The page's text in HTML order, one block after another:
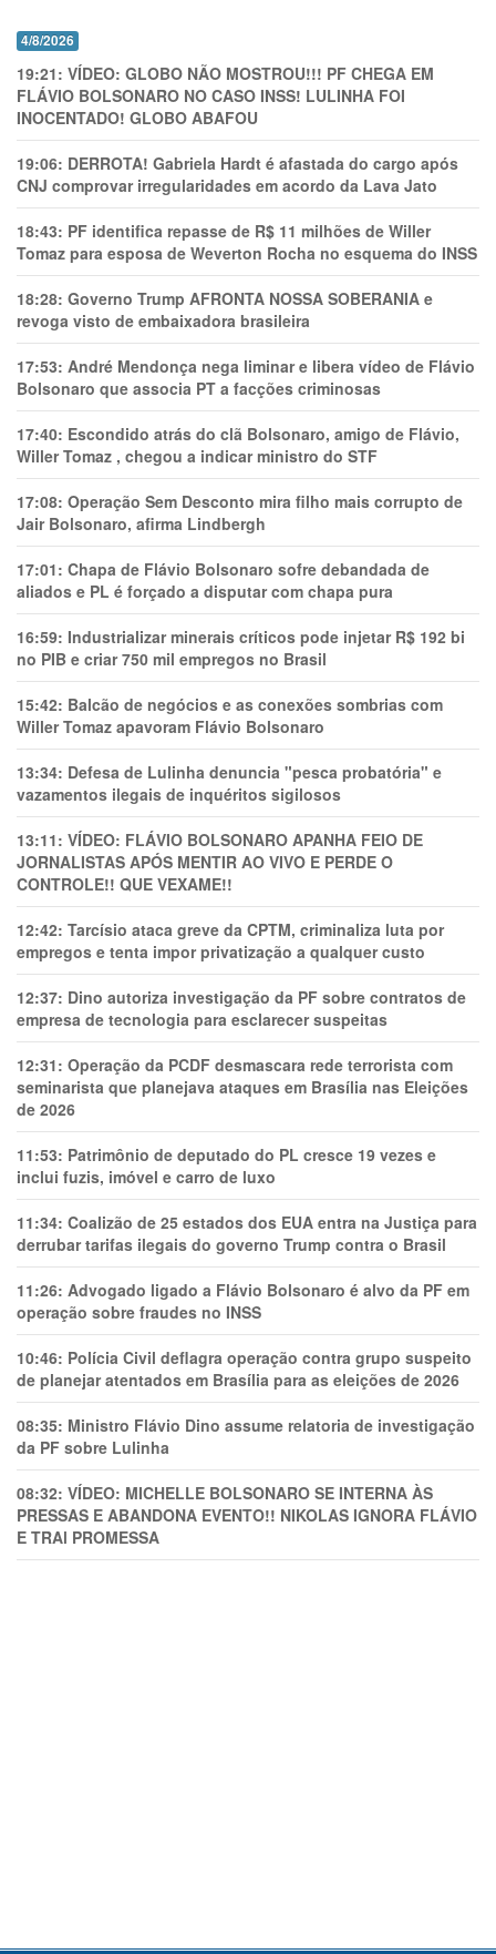
4/8/2026
19:21: VÍDEO: GLOBO NÃO MOSTROU!!! PF CHEGA EM
FLÁVIO BOLSONARO NO CASO INSS! LULINHA FOI
INOCENTADO! GLOBO ABAFOU
19:06: DERROTA! Gabriela Hardt é afastada do cargo após
CNJ comprovar irregularidades em acordo da Lava Jato
18:43: PF identifica repasse de R$ 11 milhões de Willer
Tomaz para esposa de Weverton Rocha no esquema do INSS
18:28: Governo Trump AFRONTA NOSSA SOBERANIA e
revoga visto de embaixadora brasileira
17:53: André Mendonça nega liminar e libera vídeo de Flávio
Bolsonaro que associa PT a facções criminosas
17:40: Escondido atrás do clã Bolsonaro, amigo de Flávio,
Willer Tomaz , chegou a indicar ministro do STF
17:08: Operação Sem Desconto mira filho mais corrupto de
Jair Bolsonaro, afirma Lindbergh
17:01: Chapa de Flávio Bolsonaro sofre debandada de
aliados e PL é forçado a disputar com chapa pura
16:59: Industrializar minerais críticos pode injetar R$ 192 bi
no PIB e criar 750 mil empregos no Brasil
15:42: Balcão de negócios e as conexões sombrias com
Willer Tomaz apavoram Flávio Bolsonaro
13:34: Defesa de Lulinha denuncia "pesca probatória" e
vazamentos ilegais de inquéritos sigilosos
13:11: VÍDEO: FLÁVIO BOLSONARO APANHA FEIO DE
JORNALISTAS APÓS MENTIR AO VIVO E PERDE O
CONTROLE!! QUE VEXAME!!
12:42: Tarcísio ataca greve da CPTM, criminaliza luta por
empregos e tenta impor privatização a qualquer custo
12:37: Dino autoriza investigação da PF sobre contratos de
empresa de tecnologia para esclarecer suspeitas
12:31: Operação da PCDF desmascara rede terrorista com
seminarista que planejava ataques em Brasília nas Eleições
de 2026
11:53: Patrimônio de deputado do PL cresce 19 vezes e
inclui fuzis, imóvel e carro de luxo
11:34: Coalizão de 25 estados dos EUA entra na Justiça para
derrubar tarifas ilegais do governo Trump contra o Brasil
11:26: Advogado ligado a Flávio Bolsonaro é alvo da PF em
operação sobre fraudes no INSS
10:46: Polícia Civil deflagra operação contra grupo suspeito
de planejar atentados em Brasília para as eleições de 2026
08:35: Ministro Flávio Dino assume relatoria de investigação
da PF sobre Lulinha
08:32: VÍDEO: MICHELLE BOLSONARO SE INTERNA ÀS
PRESSAS E ABANDONA EVENTO!! NIKOLAS IGNORA FLÁVIO
E TRAl PROMESSA